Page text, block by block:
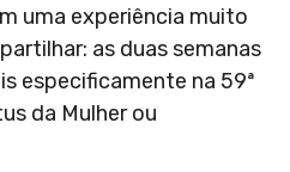
uma experiência muito
as duas semanas
especificamente na 59ª
da Mulher ou